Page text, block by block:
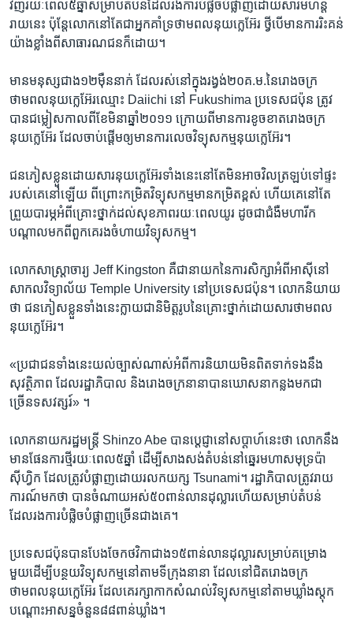
វិញ​រយៈ​ពេល​៥​ឆ្នាំ​សម្រាប់​តំបន់​ដែល​រង​ការ​បំផ្លិច​បំផ្លាញ​ដោយ​សារ​មហន្ត
រាយ​នេះ ប៉ុន្តែ​លោក​នៅតែ​ជា​អ្នក​គាំទ្រ​ថាមពល​នុយ​ក្លេអ៊ែរ​ ថ្វីបើ​មាន​ការ​រិះគន់​
យ៉ាង​ខ្លាំង​ពី​សាធារណជន​ក៏​ដោយ។​
មាន​មនុស្ស​ជាង​១២​ម៉ឺន​នាក់​ ដែលរស់​នៅ​ក្នុង​រង្វង់​២០គ.ម.​នៃ​រោង​ចក្រ​
ថាមពល​នុយក្លេអ៊ែរ​ឈ្មោះ​ Daiichi ​នៅ ​Fukushima ​ប្រទេស​ជប៉ុន​ ត្រូវ​
បាន​ជម្លៀស​កាលពី​ខែ​មិនា​ឆ្នាំ​២០១១​ ក្រោយពី​មាន​ការ​ខូច​ខាត​រោងចក្រ​
នុយក្លេអ៊ែរ​ ដែល​ចាប់​ផ្តើម​ឲ្យ​មាន​ការ​លេច​វិទ្យុ​សកម្ម​នុយក្លេអ៊ែរ។​
ជន​ភៀស​ខ្លួន​ដោយសារ​នុយក្លេអ៊ែរ​ទាំង​នេះ​នៅ​តែ​មិន​អាច​វិល​ត្រឡប់​ទៅ​ផ្ទះ​
របស់​គេ​នៅ​ឡើយ ​ពីព្រោះ​កម្រិត​វិទ្យុ​សកម្ម​មាន​កម្រិត​ខ្ពស់ ​ហើយ​គេ​នៅ​តែ​
ព្រួយ​បារម្ភ​អំពី​គ្រោះ​ថ្នាក់​ដល់​សុខ​ភាព​រយៈ​ពេល​យូរ​ ដូចជា​ជំងឺ​មហារីក​
បណ្តាល​មកពី​ពួក​គេ​រង​ចំហាយ​វិទ្យុ​សកម្ម។​
លោក​សាស្ត្រាចារ្យ​ Jeff Kingston ​គឺ​ជា​នាយក​នៃ​ការ​សិក្សា​អំពី​អាស៊ី​នៅ​
សាកល​វិទ្យាល័យ​ ​Temple University ​នៅ​ប្រទេស​ជប៉ុន។​ លោក​និយាយ​
ថា​ ជន​ភៀស​ខ្លួន​ទាំង​នេះ​ក្លាយជា​និមិត្តរូប​នៃ​គ្រោះថ្នាក់​ដោយ​សារ​ថាមពល​
នុយក្លេអ៊ែរ។​
«ប្រជាជន​ទាំង​នេះ​យល់​ច្បាស់​ណាស់​អំពី​ការ​និយាយ​មិន​ពិត​ទាក់​ទង​នឹង​
សុវត្ថិភាព ​ដែល​រដ្ឋាភិបាល​ និង​រោង​ចក្រ​នានា​បាន​ឃោសនា​កន្លង​មក​ជា​
ច្រើន​ទស​វត្សរ៍» ។​
លោក​នាយក​រដ្ឋ​មន្ត្រី ​Shinzo Abe​ បាន​ប្តេជ្ញា​នៅ​សប្តាហ៍​នេះ​ថា ​លោក​នឹង​
មាន​ផែនការ​ថ្មី​រយៈ​ពេល​៥​ឆ្នាំ ​ដើម្បី​សាង​សង់​តំបន់​នៅ​ឆ្នេរ​មហា​សមុទ្រ​ប៉ា
ស៊ីហ្វិក​ ដែល​ត្រូវ​បំផ្លាញ​ដោយ​រលក​យក្ស ​Tsunami។​ រដ្ឋាភិ​បាល​ត្រូវ​រាយ​
ការណ៍​មក​ថា​ បាន​ចំណាយ​អស់​៥០​ពាន់​លាន​ដុល្លារ​ហើយ​សម្រាប់​តំបន់​
ដែល​រង​ការ​បំផ្លិច​បំផ្លាញ​ច្រើន​ជាង​គេ។​
ប្រទេស​ជប៉ុន​បាន​បែងចែក​ថវិកា​ជាង​១៥​ពាន់​លាន​ដុល្លារ​សម្រាប់​គម្រោង​
មួយ​ដើម្បី​បន្ថយ​វិទ្យុ​សកម្ម​នៅ​តាម​ទីក្រុង​នានា​ ដែល​នៅ​ជិត​រោងចក្រ​
ថាមពល​នុយក្លេអ៊ែរ​ ដែល​គេ​រក្សា​កាក​សំណល់​វិទ្យុ​សកម្ម​នៅ​តាម​ឃ្លាំង​ស្តុក​
បណ្តោះ​អាសន្ន​ចំនួន​៨៨​ពាន់​ឃ្លាំង។​